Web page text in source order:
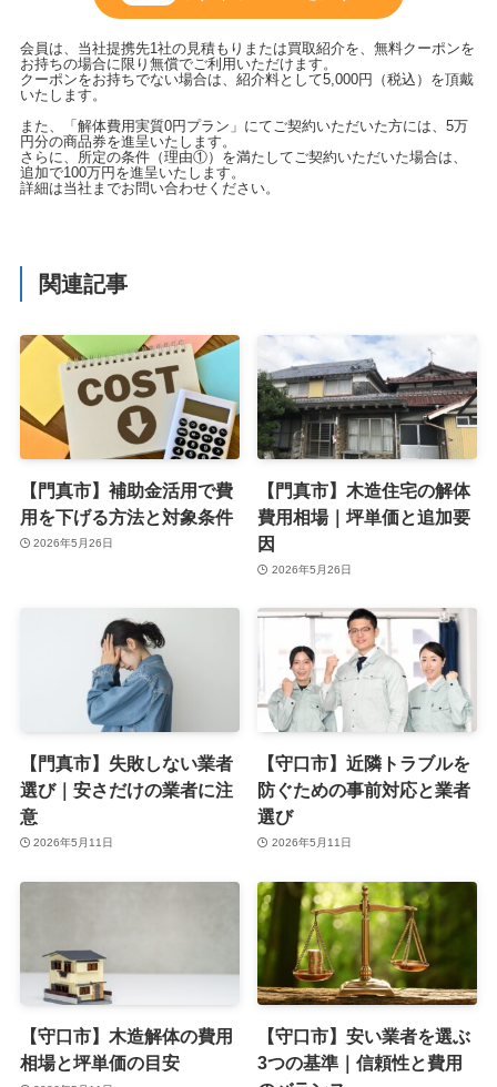
会員は、当社提携先1社の見積もりまたは買取紹介を、無料クーポンを
お持ちの場合に限り無償でご利用いただけます。
クーポンをお持ちでない場合は、紹介料として5,000円（税込）を頂戴
いたします。
また、「解体費用実質0円プラン」にてご契約いただいた方には、5万
円分の商品券を進呈いたします。
さらに、所定の条件（理由①）を満たしてご契約いただいた場合は、
追加で100万円を進呈いたします。
詳細は当社までお問い合わせください。
関連記事
【門真市】補助金活用で費
用を下げる方法と対象条件
2026年5月26日
【門真市】木造住宅の解体
費用相場｜坪単価と追加要
因
2026年5月26日
【門真市】失敗しない業者
選び｜安さだけの業者に注
意
2026年5月11日
【守口市】近隣トラブルを
防ぐための事前対応と業者
選び
2026年5月11日
【守口市】木造解体の費用
相場と坪単価の目安
【守口市】安い業者を選ぶ
3つの基準｜信頼性と費用